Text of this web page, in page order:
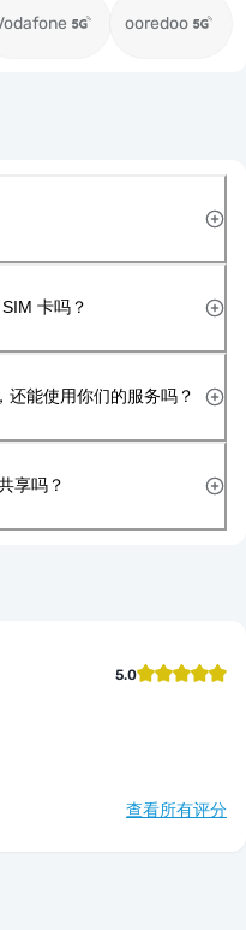
ooredoo
卡吗？
能使用你们的服务吗？
享吗？
5.0
查看所有评分